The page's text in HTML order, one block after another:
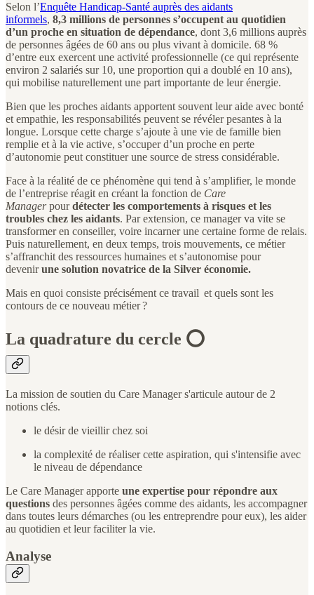
Selon l’Enquête Handicap-Santé auprès des aidants
informels, 8,3 millions de personnes s’occupent au quotidien
d’un proche en situation de dépendance, dont 3,6 millions auprès
de personnes âgées de 60 ans ou plus vivant à domicile. 68 %
d’entre eux exercent une activité professionnelle (ce qui représente
environ 2 salariés sur 10, une proportion qui a doublé en 10 ans),
qui mobilise naturellement une part importante de leur énergie.
Bien que les proches aidants apportent souvent leur aide avec bonté
et empathie, les responsabilités peuvent se révéler pesantes à la
longue. Lorsque cette charge s’ajoute à une vie de famille bien
remplie et à la vie active, s’occuper d’un proche en perte
d’autonomie peut constituer une source de stress considérable.
Face à la réalité de ce phénomène qui tend à s’amplifier, le monde
de l’entreprise réagit en créant la fonction de Care
Managerpourdétecter les comportements à risques et les
troubles chez les aidants. Par extension, ce manager va vite se
transformer en conseiller, voire incarner une certaine forme de relais.
Puis naturellement, en deux temps, trois mouvements, ce métier
s’affranchit des ressources humaines et s’autonomise pour
devenirune solution novatrice de la Silver économie.
Mais en quoi consiste précisément ce travail et quels sont les
contours de ce nouveau métier ?
La quadrature du cercle ⭕
La mission de soutien du Care Manager s'articule autour de 2
notions clés.
le désir de vieillir chez soi
la complexité de réaliser cette aspiration, qui s'intensifie avec
le niveau de dépendance
Le Care Manager apporte une expertise pour répondre aux
questions des personnes âgées comme des aidants, les accompagner
dans toutes leurs démarches (ou les entreprendre pour eux), les aider
au quotidien et leur faciliter la vie.
Analyse